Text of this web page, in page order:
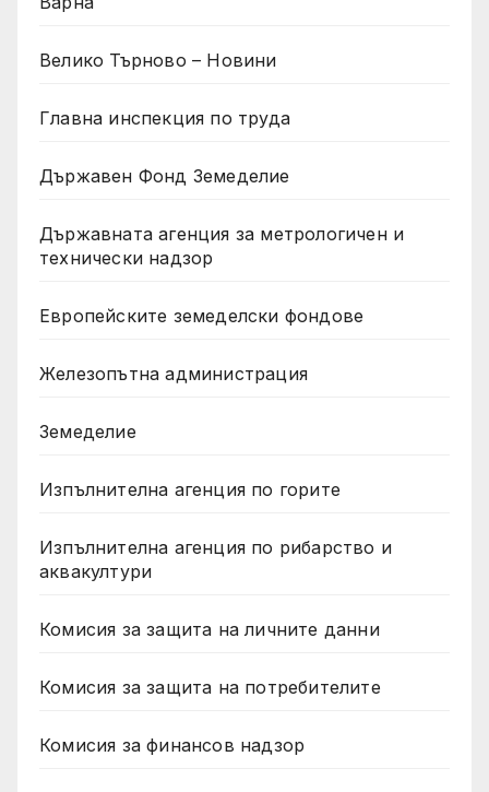
Велико Търново – Новини
Главна инспекция по труда
Държавен Фонд Земеделие
Държавната агенция за метрологичен и
технически надзор
Европейските земеделски фондове
Железопътна администрация
Земеделие
Изпълнителна агенция по горите
Изпълнителна агенция по рибарство и
аквакултури
Комисия за защита на личните данни
Комисия за защита на потребителите
Комисия за финансов надзор